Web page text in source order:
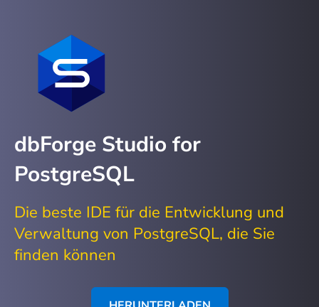
dbForge Studio for
PostgreSQL
Die beste IDE für die Entwicklung und
Verwaltung von PostgreSQL, die Sie
finden können